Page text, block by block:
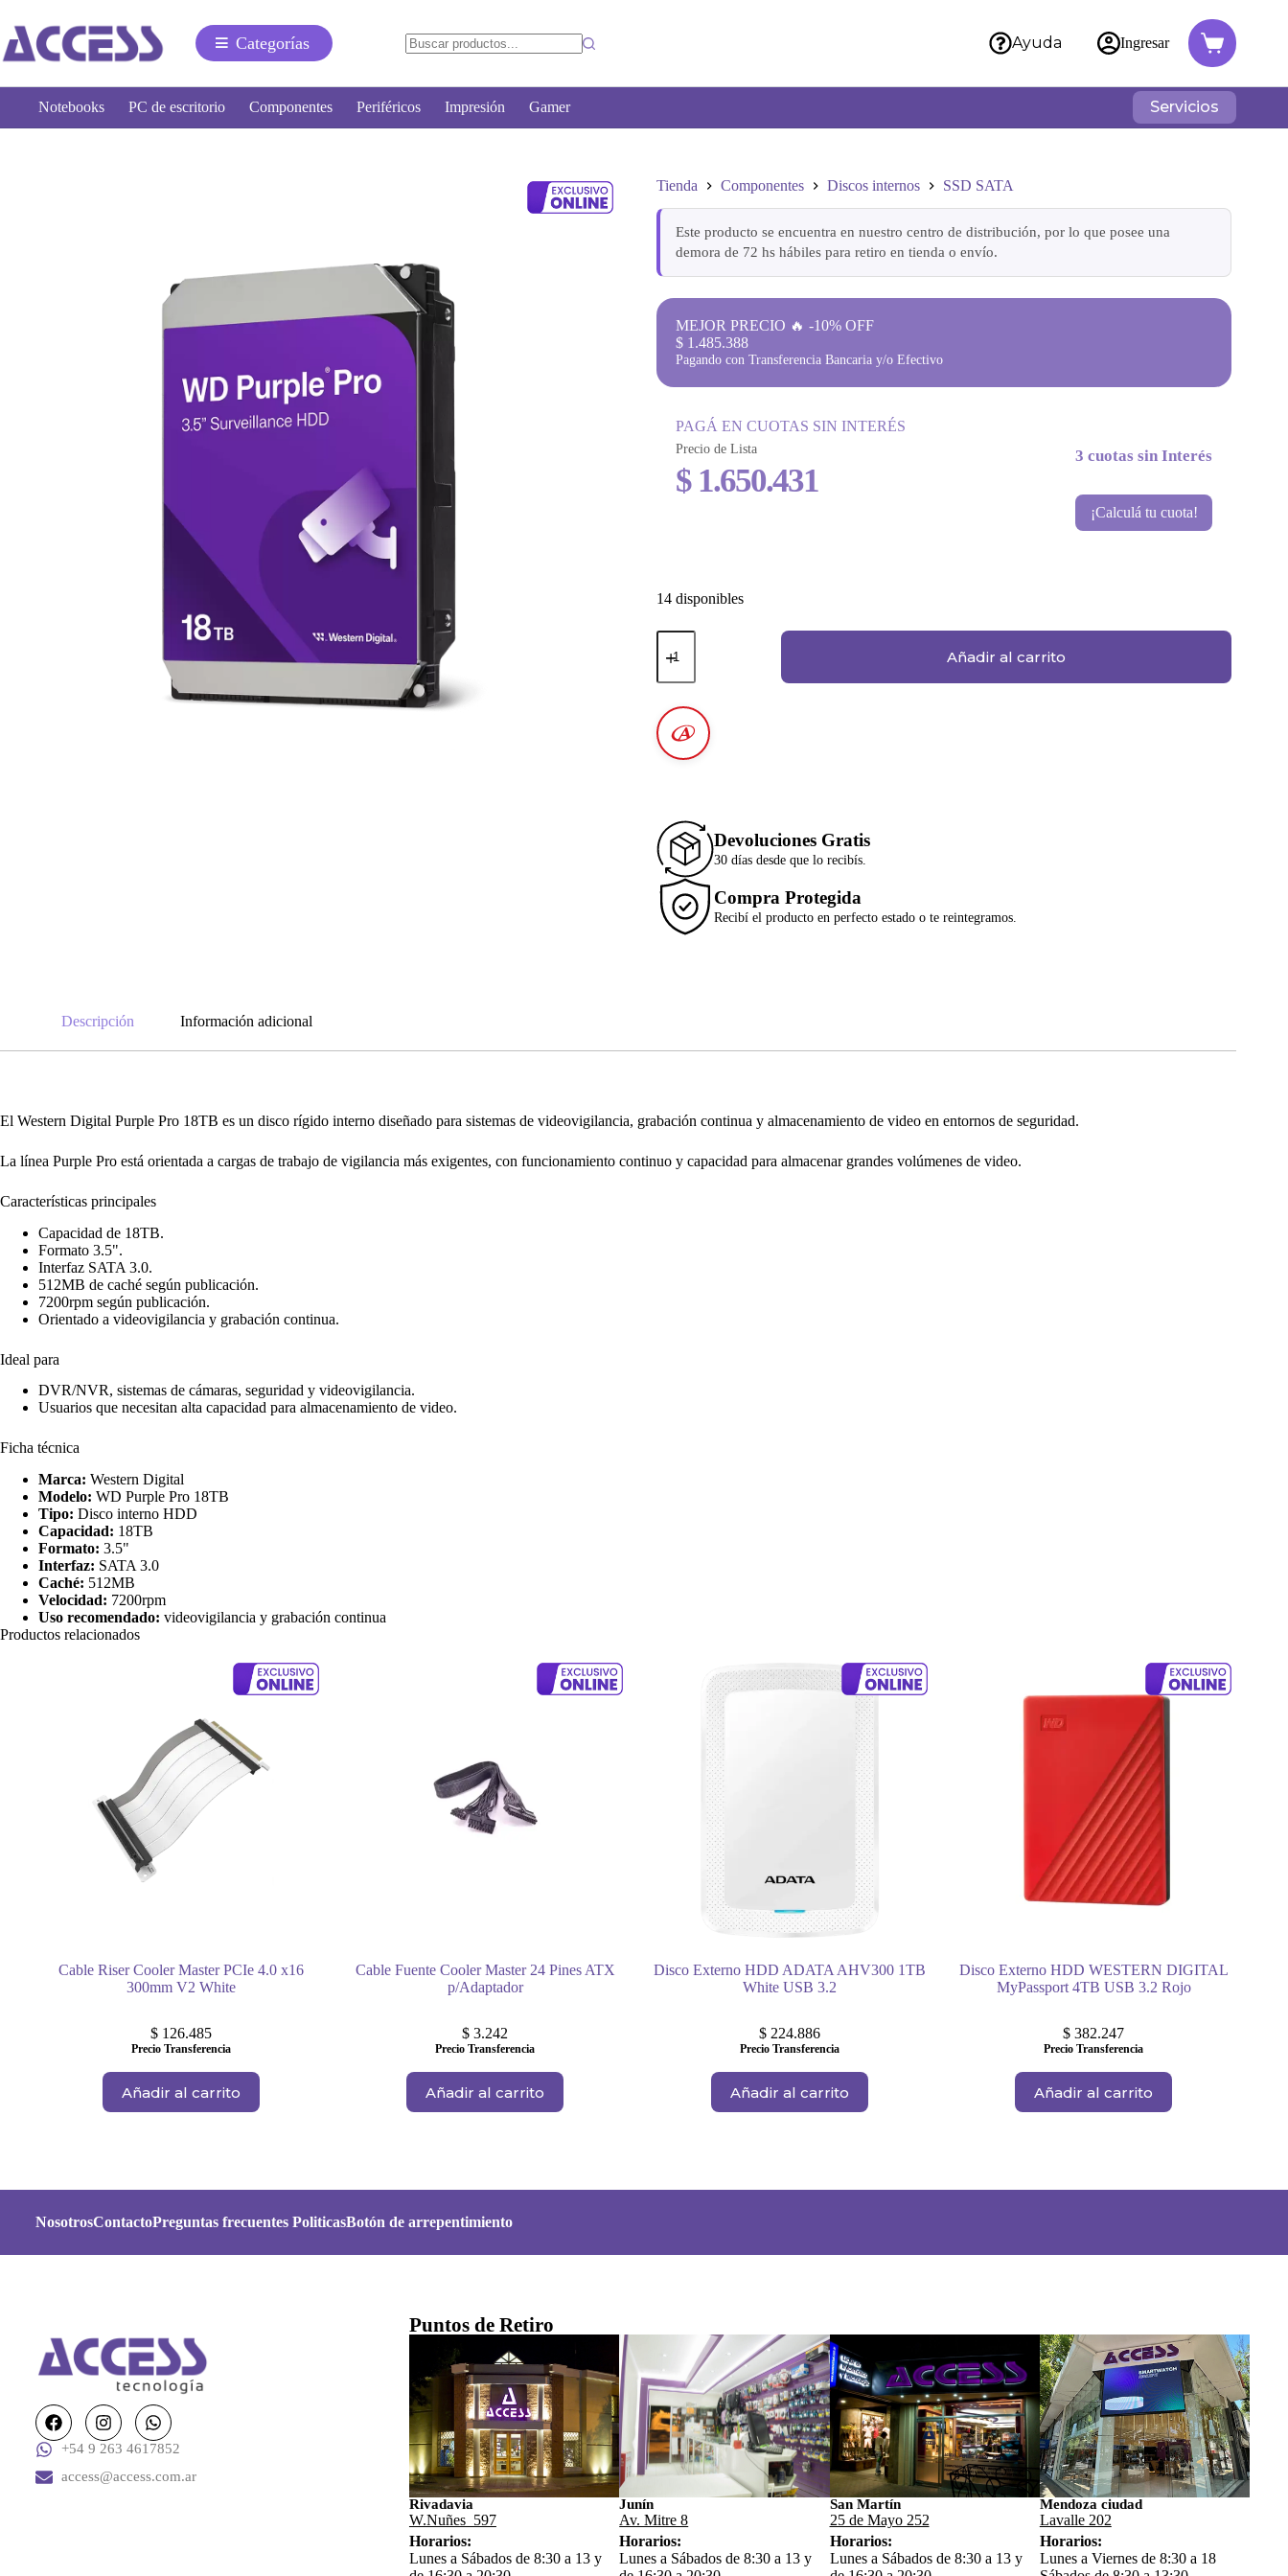
Categorías Ayuda Ingresar
Notebooks PC de escritorio Componentes Periféricos Impresión Gamer Servicios
Tienda Componentes Discos internos SSD SATA
Este producto se encuentra en nuestro centro de distribución, por lo que posee una
demora de 72 hs hábiles para retiro en tienda o envío.
MEJOR PRECIO 🔥 -10% OFF
$ 1.485.388
Pagando con Transferencia Bancaria y/o Efectivo
PAGÁ EN CUOTAS SIN INTERÉS
Precio de Lista
$1.650.431
3 cuotas sin Interés
¡Calculá tu cuota!
14 disponibles
Añadir al carrito
Devoluciones Gratis
30 días desde que lo recibís.
Compra Protegida
Recibí el producto en perfecto estado o te reintegramos.
Descripción Información adicional
El Western Digital Purple Pro 18TB es un disco rígido interno diseñado para sistemas de videovigilancia, grabación continua y almacenamiento de video en entornos de seguridad.
La línea Purple Pro está orientada a cargas de trabajo de vigilancia más exigentes, con funcionamiento continuo y capacidad para almacenar grandes volúmenes de video.
Características principales
Capacidad de 18TB.
Formato 3.5".
Interfaz SATA 3.0.
512MB de caché según publicación.
7200rpm según publicación.
Orientado a videovigilancia y grabación continua.
Ideal para
DVR/NVR, sistemas de cámaras, seguridad y videovigilancia.
Usuarios que necesitan alta capacidad para almacenamiento de video.
Ficha técnica
Marca: Western Digital
Modelo: WD Purple Pro 18TB
Tipo: Disco interno HDD
Capacidad: 18TB
Formato: 3.5"
Interfaz: SATA 3.0
Caché: 512MB
Velocidad: 7200rpm
Uso recomendado: videovigilancia y grabación continua
Productos relacionados
Cable Riser Cooler Master PCIe 4.0 x16
300mm V2 White
$126.485
Precio Transferencia
Añadir al carrito
Cable Fuente Cooler Master 24 Pines ATX
p/Adaptador
$ 3.242
Precio Transferencia
Añadir al carrito
Disco Externo HDD ADATA AHV300 1TB
White USB 3.2
$224.886
Precio Transferencia
Añadir al carrito
Disco Externo HDD WESTERN DIGITAL
MyPassport 4TB USB 3.2 Rojo
$ 382.247
Precio Transferencia
Añadir al carrito
NosotrosContactoPreguntas frecuentes PoliticasBotón de arrepentimiento
+54 9 263 4617852
access@access.com.ar
Puntos de Retiro
Rivadavia
W.Nuñes 597
Horarios:
Lunes a Sábados de 8:30 a 13 y
Junín
Av. Mitre 8
Horarios:
Lunes a Sábados de 8:30 a 13 y
San Martín
25 de Mayo 252
Horarios:
Lunes a Sábados de 8:30 a 13 y
Mendoza ciudad
Lavalle 202
Horarios:
Lunes a Viernes de 8:30 a 18